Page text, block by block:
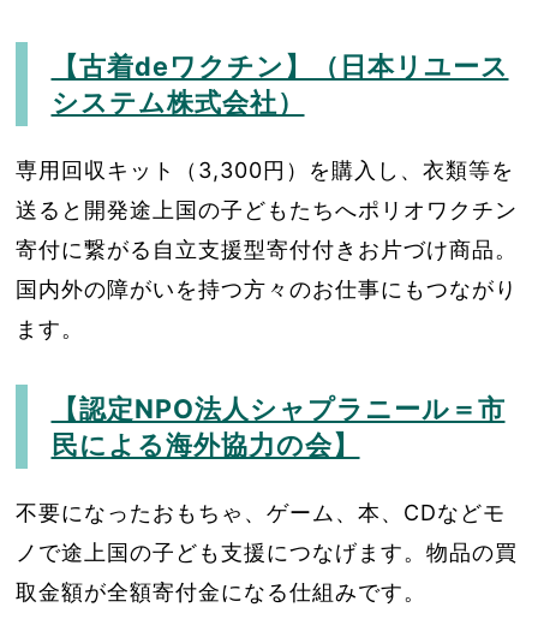
【古着deワクチン】（日本リユース
システム株式会社）
専用回収キット（3,300円）を購入し、衣類等を
送ると開発途上国の子どもたちへポリオワクチン
寄付に繋がる自立支援型寄付付きお片づけ商品。
国内外の障がいを持つ方々のお仕事にもつながり
ます。
【認定NPO法人シャプラニール＝市
民による海外協力の会】
不要になったおもちゃ、ゲーム、本、CDなどモ
ノで途上国の子ども支援につなげます。物品の買
取金額が全額寄付金になる仕組みです。